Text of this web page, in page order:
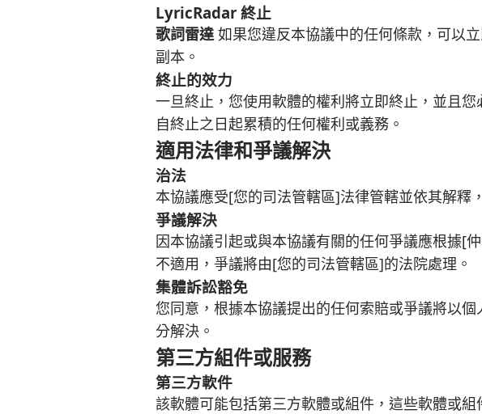
LyricRadar 終止
歌詞雷達如果您違反本協議中的任何條款，可以
副本。
終止的效力
一旦終止，您使用軟體的權利將立即終止，並且
自終止之日起累積的任何權利或義務。
適用法律和爭議解決
治法
本協議應受[您的司法管轄區]法律管轄並依其解釋
爭議解決
因本協議引起或與本協議有關的任何爭議應根據[
不適用，爭議將由[您的司法管轄區]的法院處理。
集體訴訟豁免
您同意，根據本協議提出的任何索賠或爭議將以
分解決。
第三方組件或服務
第三方軟件
該軟體可能包括第三方軟體或組件，這些軟體或